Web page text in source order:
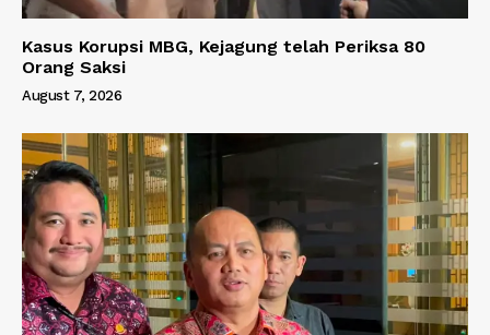
Kasus Korupsi MBG, Kejagung telah Periksa 80
Orang Saksi
August 7, 2026